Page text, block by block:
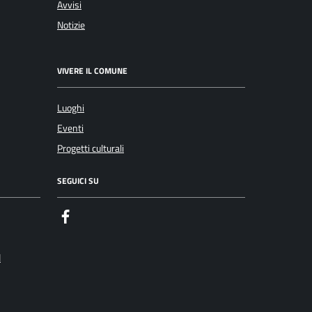
Avvisi
Notizie
VIVERE IL COMUNE
Luoghi
Eventi
Progetti culturali
SEGUICI SU